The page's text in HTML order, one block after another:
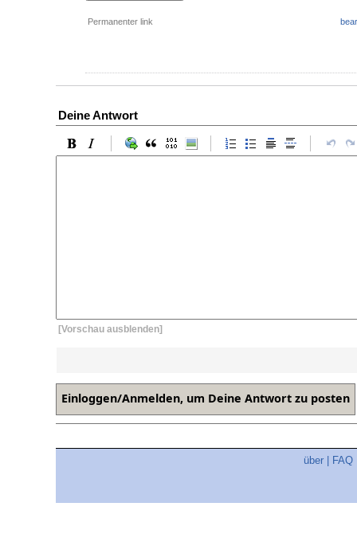
Permanenter link
Deine Antwort
[Vorschau ausblenden]
über FAQ